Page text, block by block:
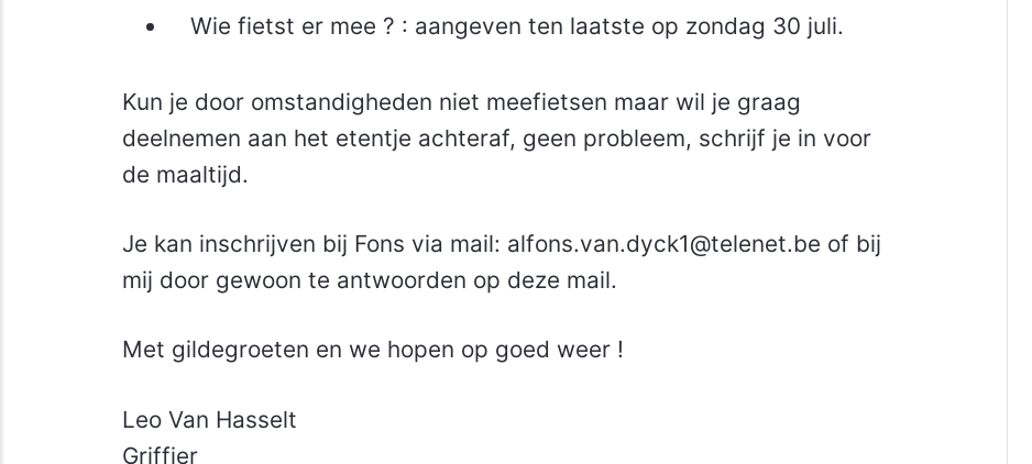
Wie fietst er mee ? : aangeven ten laatste op zondag 30 juli.
Kun je door omstandigheden niet meefietsen maar wil je graag
deelnemen aan het etentje achteraf, geen probleem, schrijf je in voor
de maaltijd.
Je kan inschrijven bij Fons via mail: alfons.van.dyck1@telenet.be of bij
mij door gewoon te antwoorden op deze mail.
Met gildegroeten en we hopen op goed weer !
Leo Van Hasselt
Griffier